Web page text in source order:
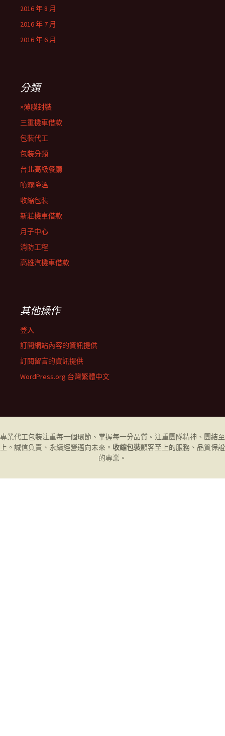
2016 年 8 月
2016 年 7 月
2016 年 6 月
分類
×薄膜封裝
三重機車借款
包裝代工
包裝分類
台北高級餐廳
噴霧降溫
收縮包裝
新莊機車借款
月子中心
消防工程
高雄汽機車借款
其他操作
登入
訂閱網站內容的資訊提供
訂閱留言的資訊提供
WordPress.org 台灣繁體中文
專業代工包裝注重每一個環節、掌握每一分品質。注重團隊精神、團結至
上。誠信負責、永續經營邁向未來。 收縮包裝顧客至上的服務、品質保證
的專業。